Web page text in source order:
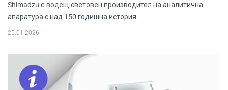
Shimadzu е водещ световен производител на аналитична
апаратура с над 150 годишна история.
25.01.2026